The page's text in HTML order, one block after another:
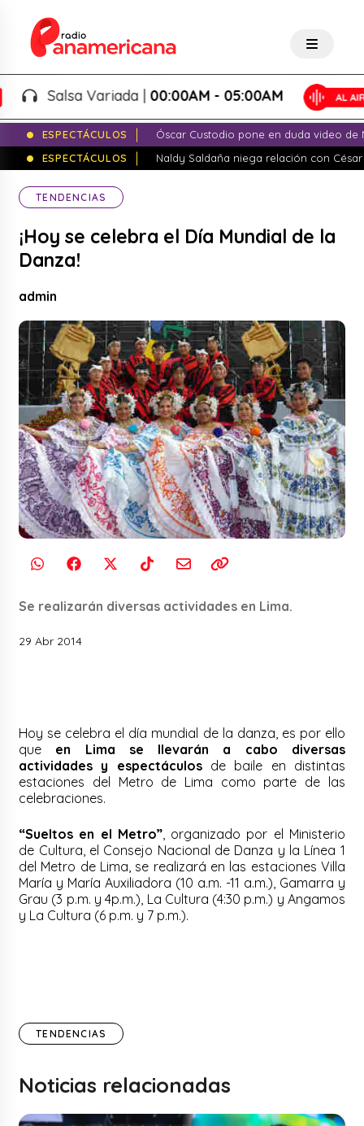
Salsa Variada |00:00AM - 05:00AM
ESPECTÁCULOS
Óscar Custodio pone en duda video de
ESPECTÁCULOS
Naldy Saldaña niega relación con
TENDENCIAS
¡Hoy se celebra el Día Mundial de la
Danza!
admin
Se realizarán diversas actividades en Lima.
29 Abr 2014
Hoy se celebra el día mundial de la danza, es por ello
que en Lima se llevarán a cabo diversas
actividades y espectáculosde baile en distintas
estaciones del Metro de Lima como parte de las
celebraciones.
“Sueltos en el Metro”, organizado por el Ministerio
de Cultura, el Consejo Nacional de Danza y la Línea 1
del Metro de Lima, se realizará en las estaciones Villa
María y María Auxiliadora (10 a.m. -11 a.m.), Gamarra y
Grau (3 p.m. y 4p.m.), La Cultura (4:30 p.m.) y Angamos
y La Cultura (6 p.m. y 7 p.m.).
TENDENCIAS
Noticias relacionadas